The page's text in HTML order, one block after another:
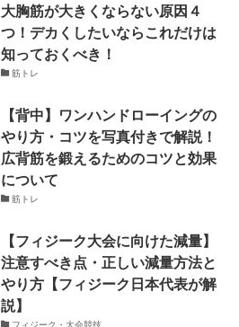
大胸筋が大きくならない原因４
つ！デカくしたいならこれだけは
知っておくべき！
筋トレ
【背中】ワンハンドローイングの
やり方・コツを写真付きで解説！
広背筋を鍛えるためのコツと効果
について
筋トレ
【フィジーク大会に向けた減量】
注意すべき点・正しい減量方法と
やり方【フィジーク日本代表が解
説】
フィジーク・大会競技